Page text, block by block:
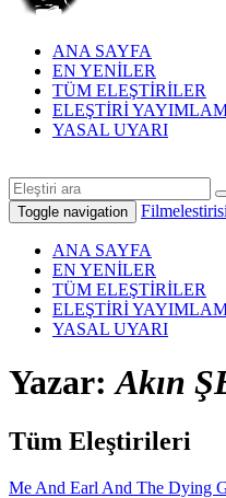
ANA SAYFA
EN YENİLER
TÜM ELEŞTİRİLER
ELEŞTİRİ
YASAL UYARI
Toggle navigation
ANA SAYFA
EN YENİLER
TÜM ELEŞTİRİLER
ELEŞTİRİ
YASAL UYARI
Yazar:Akın
Tüm Eleştirileri
Me And Earl And The Dying